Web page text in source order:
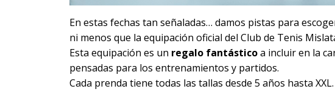
En estas fechas tan señaladas… damos pistas para
ni menos que la equipación oficial del Club de Tenis
Esta equipación es un regalo fantásticoa incluir en la
pensadas para los entrenamientos y partidos.
Cada prenda tiene todas las tallas desde 5 años hasta